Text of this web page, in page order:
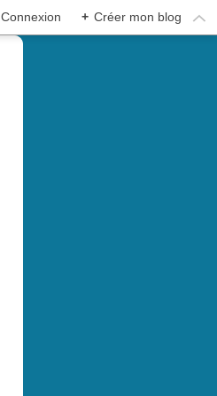
Connexion + Créer mon blog